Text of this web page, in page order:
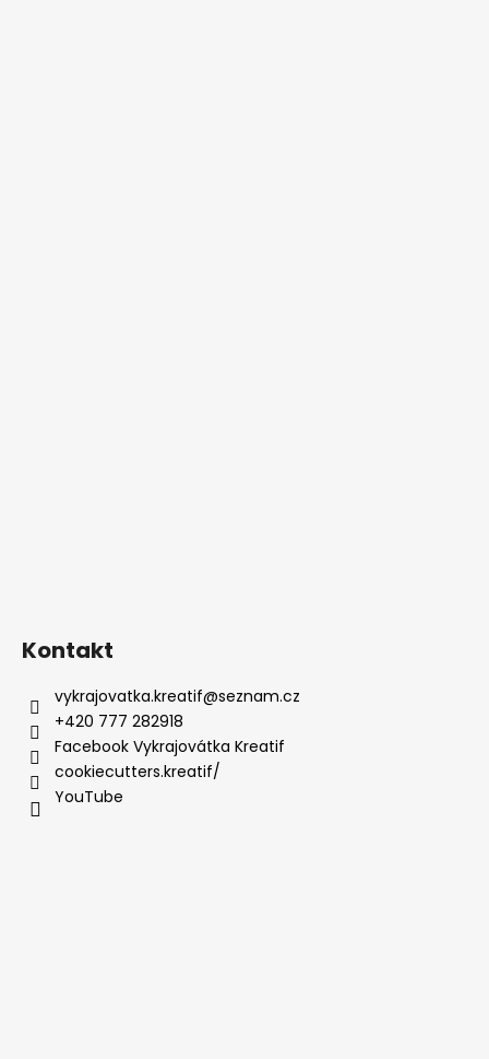
Kontakt
vykrajovatka.kreatif@seznam.cz
+420 777 282918
Facebook Vykrajovátka Kreatif
cookiecutters.kreatif/
YouTube